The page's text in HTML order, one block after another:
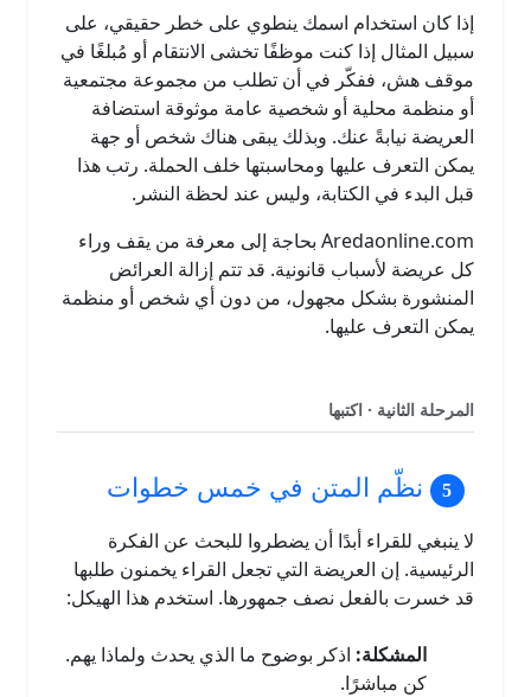
إذا كان استخدام اسمك ينطوي على خطر حقيقي، على
سبيل المثال إذا كنت موظفًا تخشى الانتقام أو مُبلغًا في
موقف هش، ففكّر في أن تطلب من مجموعة مجتمعية
أو منظمة محلية أو شخصية عامة موثوقة استضافة
العريضة نيابةً عنك. وبذلك يبقى هناك شخص أو جهة
يمكن التعرف عليها ومحاسبتها خلف الحملة. رتب هذا
قبل البدء في الكتابة، وليس عند لحظة النشر.
Aredaonline.com بحاجة إلى معرفة من يقف وراء
كل عريضة لأسباب قانونية. قد تتم إزالة العرائض
المنشورة بشكل مجهول، من دون أي شخص أو منظمة
يمكن التعرف عليها.
المرحلة الثانية · اكتبها
نظّم المتن في خمس خطوات
لا ينبغي للقراء أبدًا أن يضطروا للبحث عن الفكرة
الرئيسية. إن العريضة التي تجعل القراء يخمنون طلبها
قد خسرت بالفعل نصف جمهورها. استخدم هذا الهيكل:
المشكلة: اذكر بوضوح ما الذي يحدث ولماذا يهم.
كن مباشرًا.